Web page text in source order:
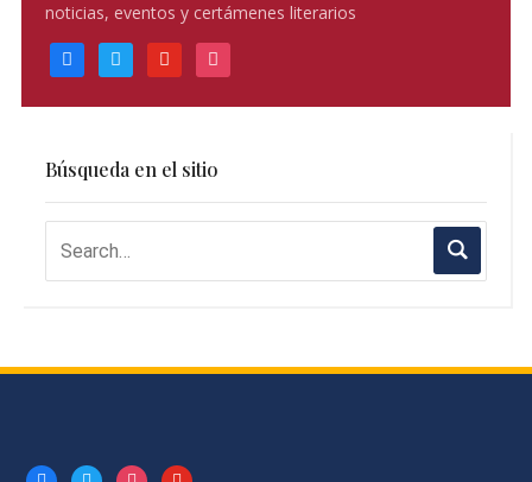
noticias, eventos y certámenes literarios
facebooktwitter youtube instagram
Búsqueda en el sitio